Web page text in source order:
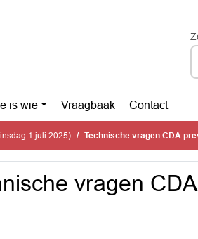
is wie Vraagbaak Contact
1 juli 2025) Technische vragen CDA
vragen